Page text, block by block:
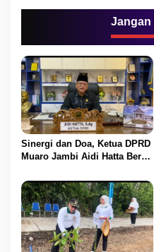
s
i
p
o
s
Jangan
Sinergi dan Doa, Ketua DPRD
Muaro Jambi Aidi Hatta Beri
BBS